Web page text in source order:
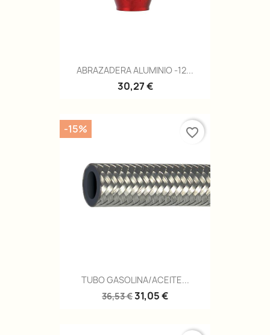
ABRAZADERA ALUMINIO -12...
30,27 €
TUBO GASOLINA/ACEITE...
36,53 €31,05 €
-15% favorite_border